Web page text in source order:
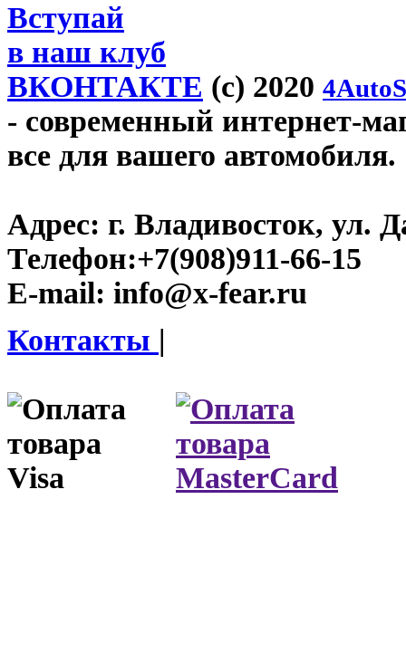
Вступай
в наш клуб
ВКОНТАКТЕ (c) 2020
- современный интернет-
все для вашего автомобиля.
Адрес: г. Владивосток, ул.
Телефон:+7(908)911-66-15
E-mail: info@x-fear.ru
Контакты |